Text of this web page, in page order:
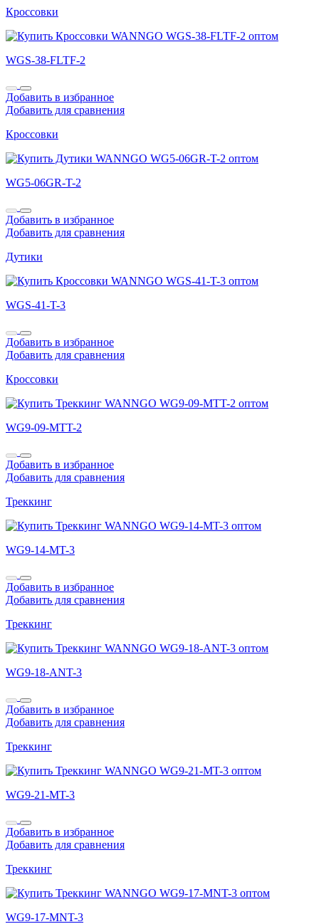
Кроссовки
WGS-38-FLTF-2
Добавить в избранное
Добавить для сравнения
Кроссовки
WG5-06GR-T-2
Добавить в избранное
Добавить для сравнения
Дутики
WGS-41-T-3
Добавить в избранное
Добавить для сравнения
Кроссовки
WG9-09-MTT-2
Добавить в избранное
Добавить для сравнения
Треккинг
WG9-14-MT-3
Добавить в избранное
Добавить для сравнения
Треккинг
WG9-18-ANT-3
Добавить в избранное
Добавить для сравнения
Треккинг
WG9-21-MT-3
Добавить в избранное
Добавить для сравнения
Треккинг
WG9-17-MNT-3